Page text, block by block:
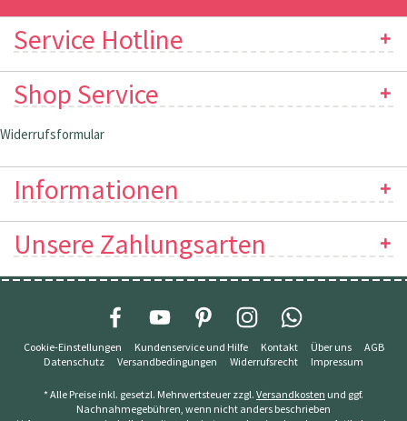
Service Hotline
Shop Service
Widerrufsformular
Informationen
Unsere Zahlungsarten
Cookie-Einstellungen Kundenservice und Hilfe Kontakt Über uns
AGB
Datenschutz
Versandbedingungen Widerrufsrecht Impressum
* Alle Preise inkl. gesetzl. Mehrwertsteuer zzgl. Versandkosten und ggf.
Nachnahmegebühren, wenn nicht anders beschrieben